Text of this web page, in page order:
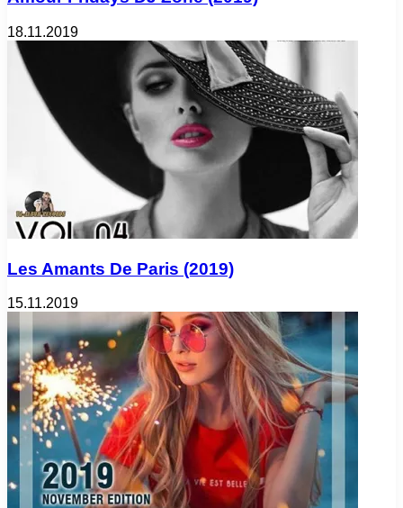
18.11.2019
Les Amants De Paris (2019)
15.11.2019